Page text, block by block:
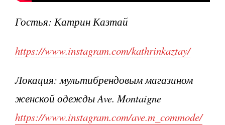
Гостья: Катрин Казтай
https://www.instagram.com/kathrinkaztay/
Локация: мультибрендовым магазином
женской одеждыAve.Montaigne
https://www.instagram.com/ave.m_commode/